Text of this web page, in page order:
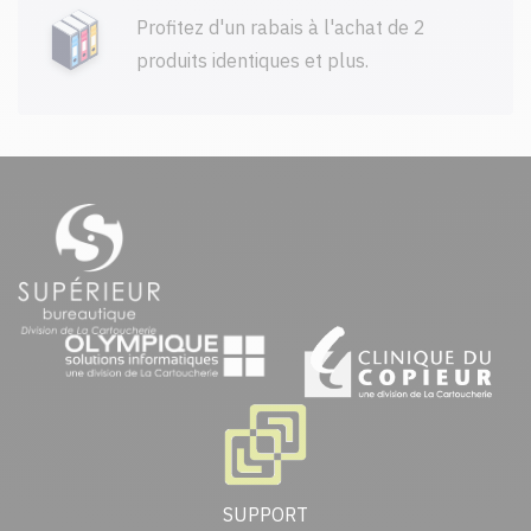
Profitez d'un rabais à l'achat de 2
produits identiques et plus.
SUPPORT